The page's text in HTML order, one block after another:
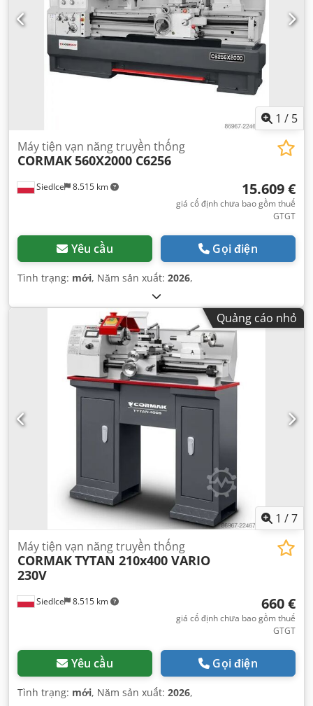
1 / 5
Siedlce 8.515 km
Máy tiện vạn năng truyền thống
CORMAK560X2000 C6256
15.609 €
giá cố định chưa bao gồm thuế
GTGT
Yêu cầu Gọi điện
Tình trạng: mới, Năm sản xuất: 2026,
Quảng cáo nhỏ
1 /7
Siedlce 8.515 km
Máy tiện vạn năng truyền thống
CORMAKTYTAN 210x400 VARIO
230V
660 €
giá cố định chưa bao gồm thuế
GTGT
Yêu cầu Gọi điện
Tình trạng: mới, Năm sản xuất: 2026,